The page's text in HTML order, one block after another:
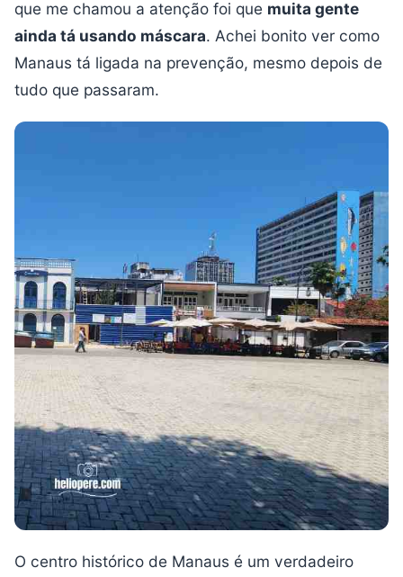
que me chamou a atenção foi que muita gente
ainda tá usando máscara. Achei bonito ver como
Manaus tá ligada na prevenção, mesmo depois de
tudo que passaram.
O centro histórico de Manaus é um verdadeiro